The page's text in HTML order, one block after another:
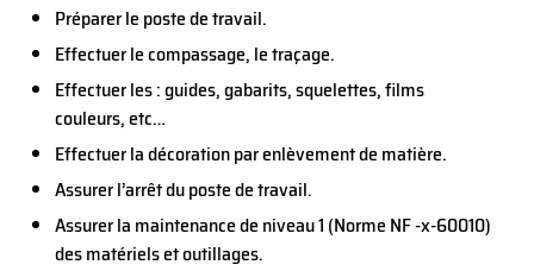
Préparer le poste de travail.
Effectuer le compassage, le traçage.
Effectuer les : guides, gabarits, squelettes, films
couleurs, etc…
Effectuer la décoration par enlèvement de matière.
Assurer l’arrêt du poste de travail.
Assurer la maintenance de niveau 1 (Norme NF -x-60010)
des matériels et outillages.